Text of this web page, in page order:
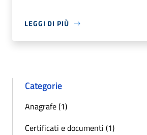
LEGGI DI PIÙ
Categorie
Anagrafe (1)
Certificati e documenti (1)